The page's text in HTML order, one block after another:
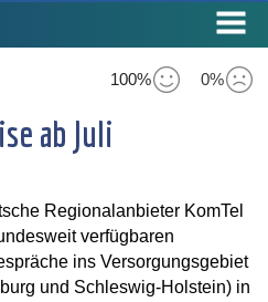
100% 0%
ab Juli
Regionalanbieter KomTel
verfügbaren
ins Versorgungsgebiet
und Schleswig-Holstein) in